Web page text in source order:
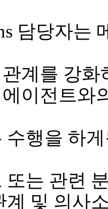
담당자는
계를 강
이전트와
수행을 하
또는 관련
계 및 의사